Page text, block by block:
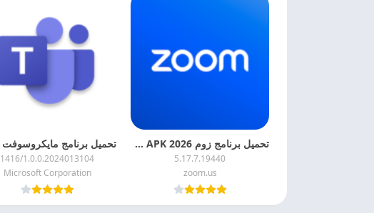
تحميل برنامج زوم 2026 Zoom APK اخر اصدار مجانا
5.17.7.19440
zoom.us
1416/1.0.0.2024013104
Microsoft Corporation